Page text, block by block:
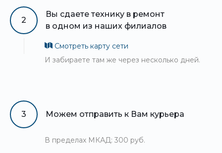
2
Вы сдаете технику в ремонт
в одном из наших филиалов
Смотреть карту сети
И забираете там же через несколько дней.
3 Можем отправить к Вам курьера
В пределах МКАД: 300 руб.